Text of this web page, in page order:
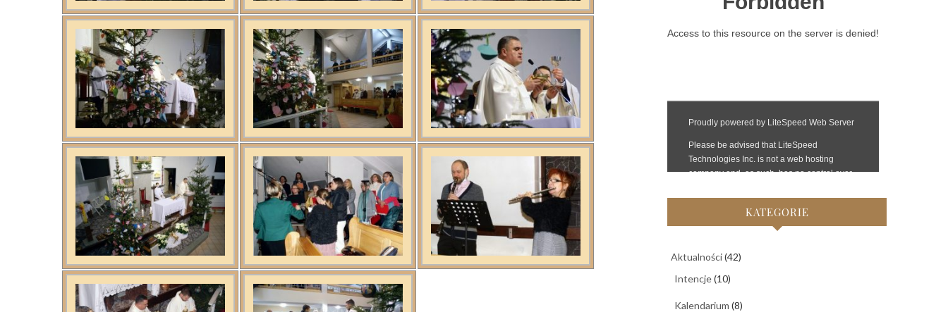
KATEGORIE
Aktualności(42)
Intencje(10)
Kalendarium (8)